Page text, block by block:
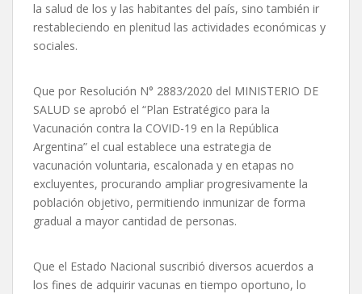
la salud de los y las habitantes del país, sino también ir
restableciendo en plenitud las actividades económicas y
sociales.
Que por Resolución N° 2883/2020 del MINISTERIO DE
SALUD se aprobó el “Plan Estratégico para la
Vacunación contra la COVID-19 en la República
Argentina” el cual establece una estrategia de
vacunación voluntaria, escalonada y en etapas no
excluyentes, procurando ampliar progresivamente la
población objetivo, permitiendo inmunizar de forma
gradual a mayor cantidad de personas.
Que el Estado Nacional suscribió diversos acuerdos a
los fines de adquirir vacunas en tiempo oportuno, lo